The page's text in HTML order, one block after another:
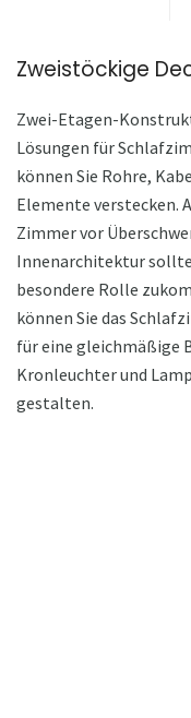
Zweistöckige
Zwei-Etagen-
Lösungen für
können Sie Rohre,
Elemente verstecken.
Zimmer vor
Innenarchitektur sollte
besondere Rolle
können Sie das
für eine gleichmäßige
Kronleuchter und
gestalten.